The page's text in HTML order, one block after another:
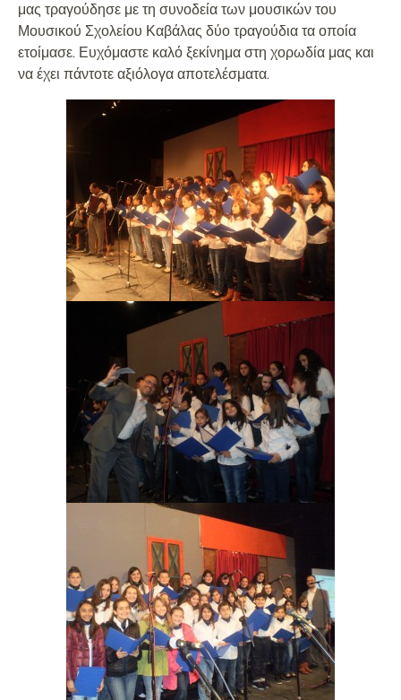
μας τραγούδησε με τη συνοδεία των μουσικών του
Μουσικού Σχολείου Καβάλας δύο τραγούδια τα οποία
ετοίμασε. Ευχόμαστε καλό ξεκίνημα στη χορωδία μας και
να έχει πάντοτε αξιόλογα αποτελέσματα.